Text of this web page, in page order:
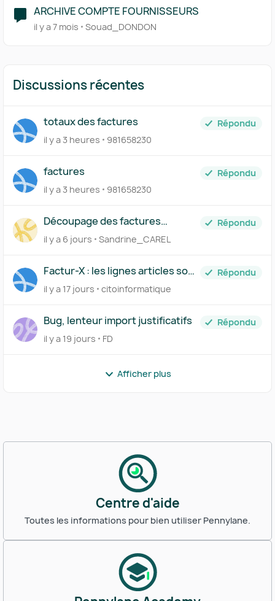
ARCHIVE COMPTE FOURNISSEURS
il y a 7 mois Souad_DONDON
Discussions récentes
totaux des factures
Répondu
il y a 3 heures
981658230
factures
Répondu
il y a 3 heures
981658230
Découpage des factures
importées
Répondu
il y a 6 jours
Sandrine_CAREL
Factur-X : les lignes articles sont
regroupées dans invoice_lines,
comment les séparer ?
Répondu
il y a 17 jours
citoinformatique
Bug, lenteur import justificatifs
Répondu
il y a 19 jours
FD
Afficher plus
Centre d'aide
Toutes les informations pour bien utiliser Pennylane.